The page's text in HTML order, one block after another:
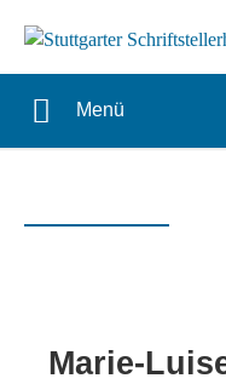
Menü
Marie-